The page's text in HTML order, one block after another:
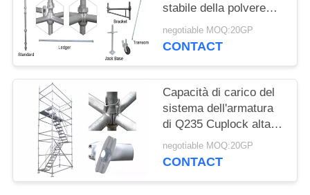
stabile della polvere
materiale di Cuplock
dell'armatura della
negotiable MOQ:20GP
CONTACT
Capacità di carico del
sistema dell'armatura
di Q235 Cuplock alta
per la costruzione di
edifici rotonda
negotiable MOQ:20GP
CONTACT